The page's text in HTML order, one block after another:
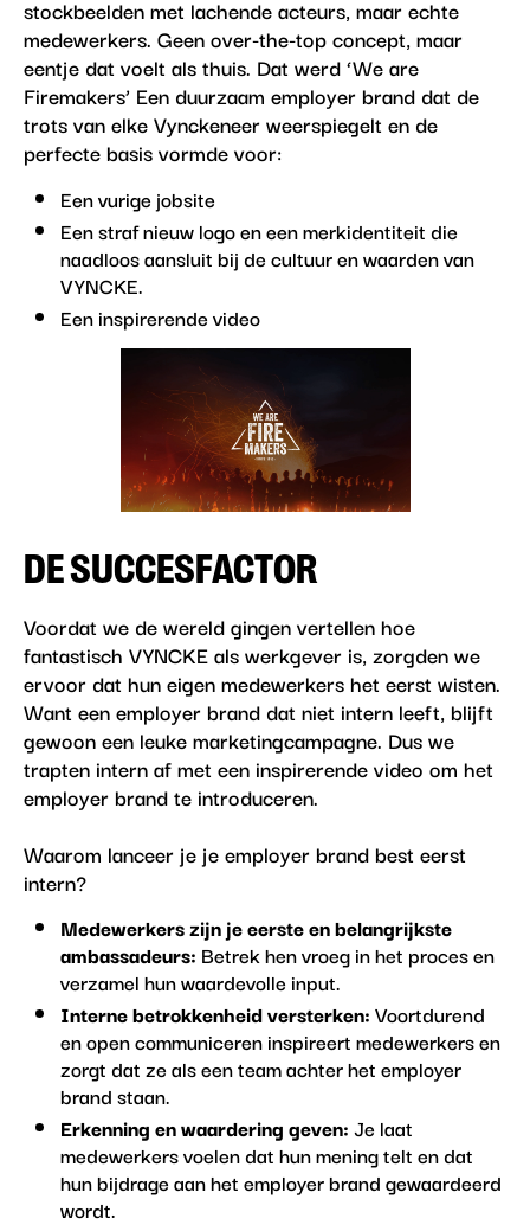
stockbeelden met lachende acteurs, maar echte
medewerkers. Geen over-the-top concept, maar
eentje dat voelt als thuis. Dat werd ‘We are
Firemakers’ Een duurzaam employer brand dat de
trots van elke Vynckeneer weerspiegelt en de
perfecte basis vormde voor:
Een vurige jobsite
Een straf nieuw logo en een merkidentiteit die
naadloos aansluit bij de cultuur en waarden van
VYNCKE.
Een inspirerende video
DE SUCCESFACTOR
Voordat we de wereld gingen vertellen hoe
fantastisch VYNCKE als werkgever is, zorgden we
ervoor dat hun eigen medewerkers het eerst wisten.
Want een employer brand dat niet intern leeft, blijft
gewoon een leuke marketingcampagne. Dus we
trapten intern af met een inspirerende video om het
employer brand te introduceren.
Waarom lanceer je je employer brand best eerst
intern?
Medewerkers zijn je eerste en belangrijkste
ambassadeurs: Betrek hen vroeg in het proces en
verzamel hun waardevolle input.
Interne betrokkenheid versterken:Voortdurend
en open communiceren inspireert medewerkers en
zorgt dat ze als een team achter het employer
brand staan.
Erkenning en waardering geven:Je laat
medewerkers voelen dat hun mening telt en dat
hun bijdrage aan het employer brand gewaardeerd
wordt.